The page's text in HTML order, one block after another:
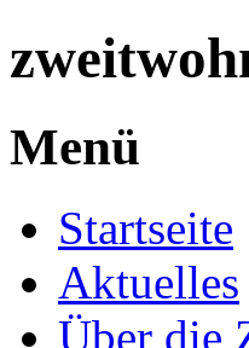
Menü
Startseite
Aktuelles
Über die